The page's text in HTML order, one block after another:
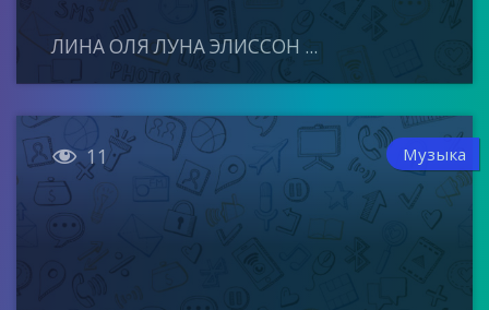
ЛИНА ОЛЯ ЛУНА ЭЛИССОН ...
 11 Музыка